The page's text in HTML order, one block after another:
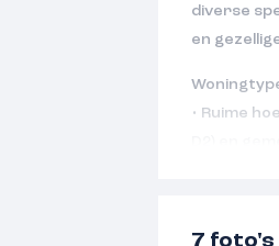
diverse
en
• Ruime
•
• 3
7 foto's